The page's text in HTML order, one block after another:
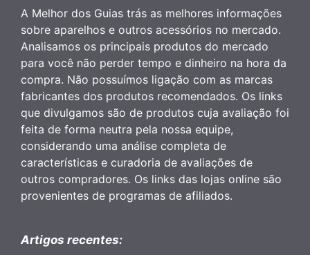
A Melhor dos Guias trás as melhores informações
sobre aparelhos e outros acessórios no mercado.
Analisamos os principais produtos do mercado
para você não perder tempo e dinheiro na hora da
compra. Não possuímos ligação com as marcas
fabricantes dos produtos recomendados. Os links
que divulgamos são de produtos cuja avaliação foi
feita de forma neutra pela nossa equipe,
considerando uma análise completa de
características e curadoria de avaliações de
outros compradores. Os links das lojas online são
provenientes de programas de afiliados.
Artigos recentes: